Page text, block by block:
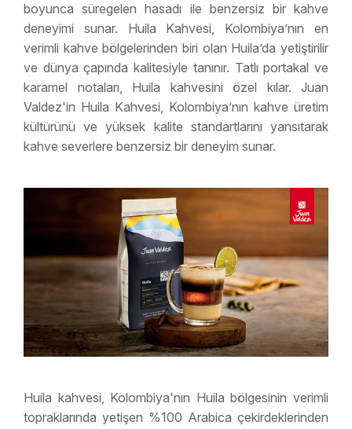
boyunca süregelen hasadı ile benzersiz bir kahve
deneyimi sunar. Huila Kahvesi, Kolombiya’nın en
verimli kahve bölgelerinden biri olan Huila’da yetiştirilir
ve dünya çapında kalitesiyle tanınır. Tatlı portakal ve
karamel notaları, Huila kahvesini özel kılar. Juan
Valdez'in Huila Kahvesi, Kolombiya’nın kahve üretim
kültürünü ve yüksek kalite standartlarını yansıtarak
kahve severlere benzersiz bir deneyim sunar.
Huila kahvesi, Kolombiya'nın Huila bölgesinin verimli
topraklarında yetişen %100 Arabica çekirdeklerinden